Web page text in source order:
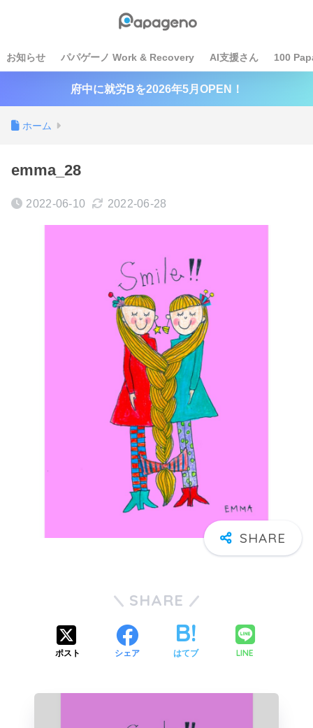
お知らせ パパゲーノ Work & Recovery AI支援さん 100
府中に就労Bを2026年5月OPEN！
ホーム
emma_28
2022-06-10 2022-06-28
SHARE
ポスト シェア はてブ LINE